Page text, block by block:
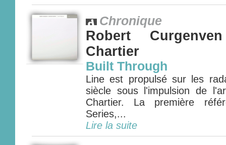
Chronique
Robert
Chartier
Built Through
Line est propulsé sur les
siècle sous l'impulsion de
Chartier. La première
Series,...
Lire la suite